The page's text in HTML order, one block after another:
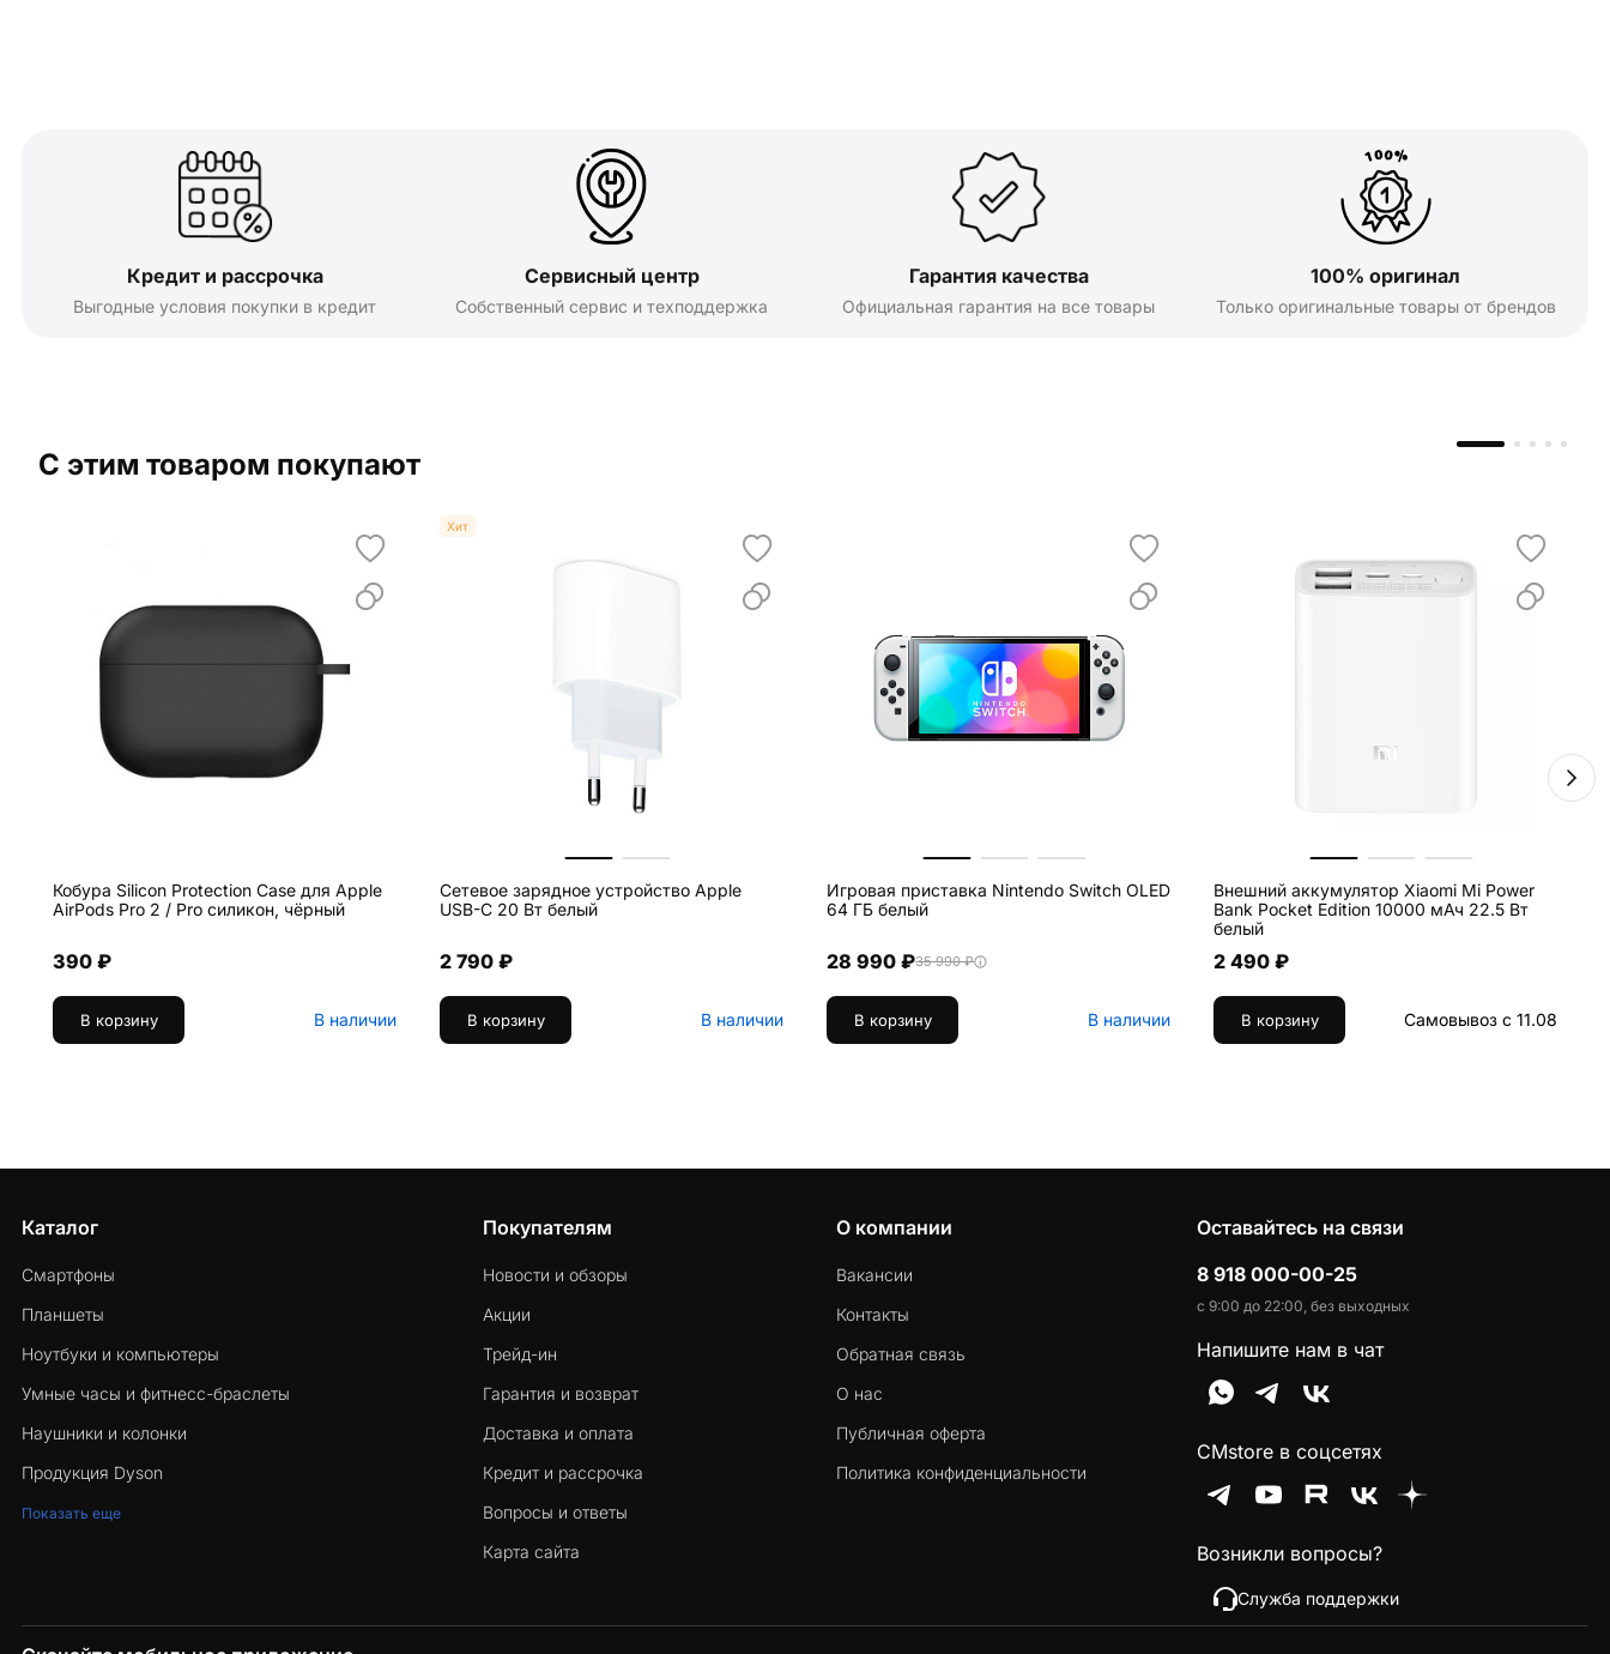
Кредит и рассрочка
Выгодные условия покупки в кредит
Сервисный центр
Собственный сервис и техподдержка
Гарантия качества
Официальная гарантия на все товары
100% оригинал
Только оригинальные товары от брендов
С этим товаром покупают
Кобура Silicon Protection Case для Apple
AirPods Pro 2 / Pro силикон, чёрный
390 ₽
В корзину В наличии
Хит
Сетевое зарядное устройство Apple
USB-C 20 Вт белый
2 790 ₽
В корзину В наличии
Игровая приставка Nintendo Switch OLED
64 ГБ белый
28 990 ₽35 990 ₽
В корзину В наличии
Внешний аккумулятор Xiaomi Mi Power
Bank Pocket Edition 10000 мАч 22.5 Вт
белый
2 490 ₽
В корзину Самовывоз с 11.08
Каталог
Смартфоны
Планшеты
Ноутбуки и компьютеры
Умные часы и фитнесс-браслеты
Наушники и колонки
Продукция Dyson
Показать еще
Покупателям
Новости и обзоры
Акции
Трейд-ин
Гарантия и возврат
Доставка и оплата
Кредит и рассрочка
Вопросы и ответы
Карта сайта
О компании
Вакансии
Контакты
Обратная связь
О нас
Публичная оферта
Политика конфиденциальности
Оставайтесь на связи
8 918 000-00-25
с 9:00 до 22:00, без выходных
Напишите нам в чат
CMstore в соцсетях
Возникли вопросы?
Служба поддержки